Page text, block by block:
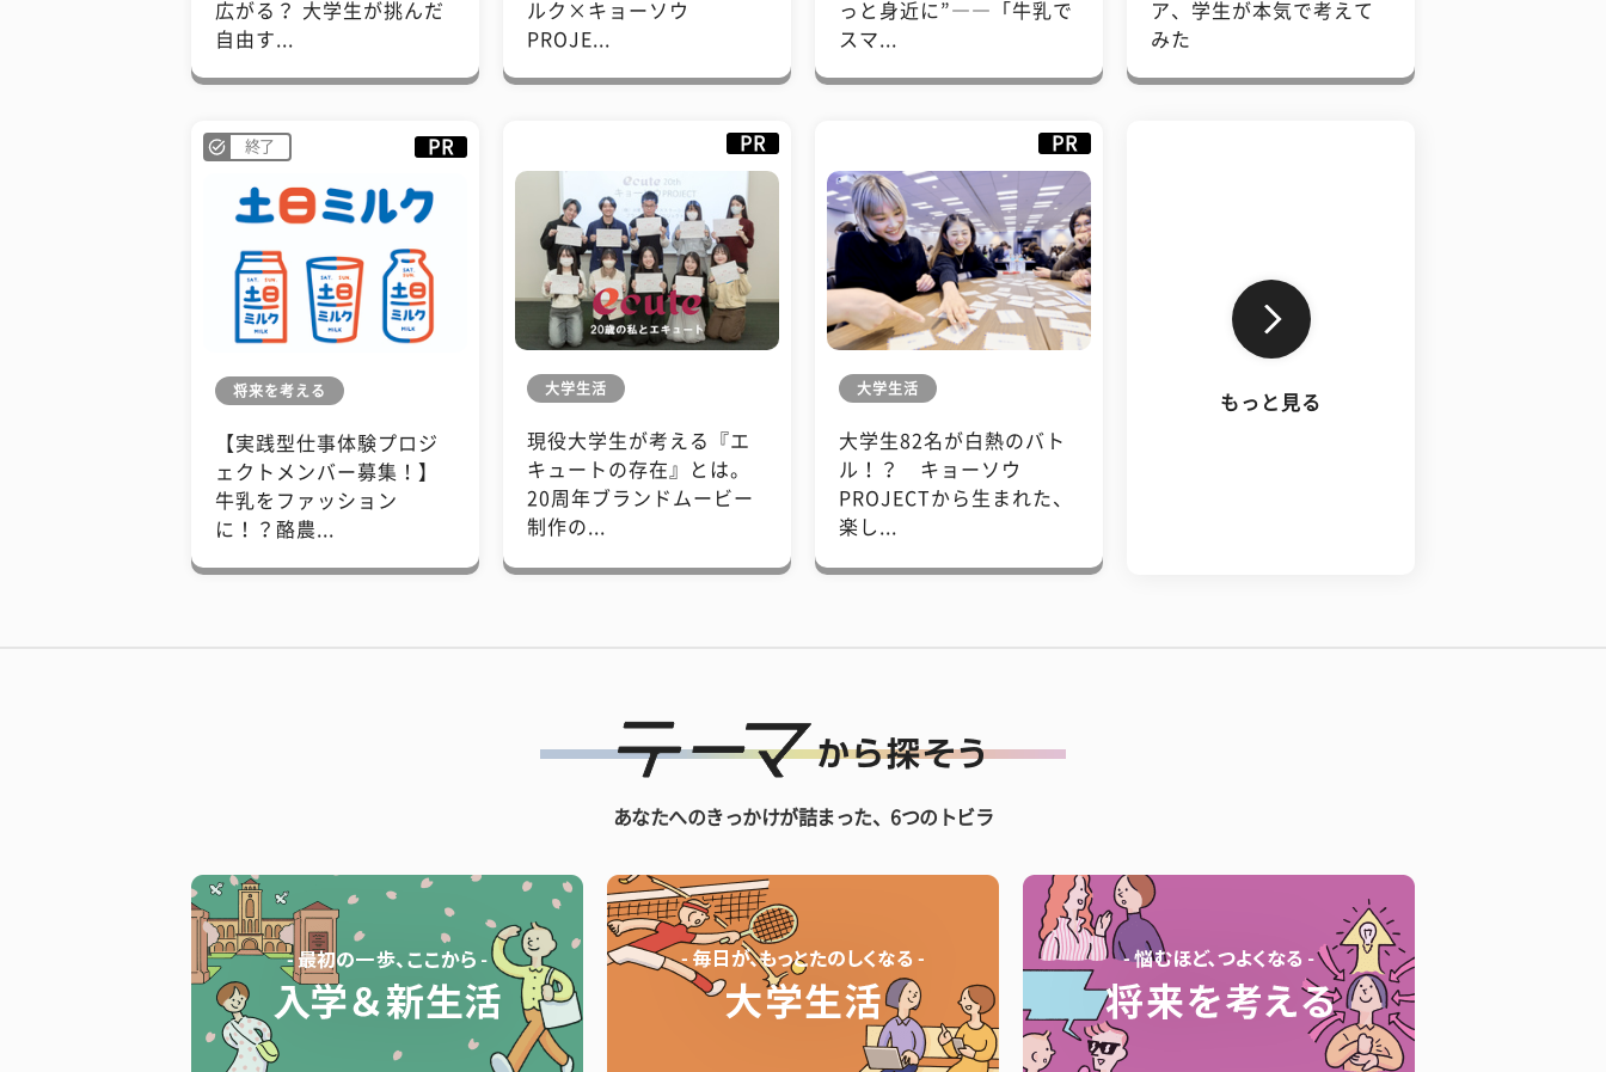
広がる？ 大学生が挑んだ
自由す...
ルク×キョーソウ
PROJE...
っと身近に”――「牛乳で
スマ...
ア、学生が本気で考えて
みた
終了 PR
将来を考える
【実践型仕事体験プロジ
ェクトメンバー募集！】
牛乳をファッション
に！？酪農...
PR
大学生活
現役大学生が考える『エ
キュートの存在』とは。
20周年ブランドムービー
制作の...
PR
大学生活
大学生82名が白熱のバト
ル！？ キョーソウ
PROJECTから生まれた、
楽し...
もっと見る
あなたへのきっかけが詰まった、6つのトビラ